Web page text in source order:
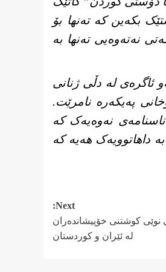
بکەین کە تەنها بۆ
نەتەوەیی تەنها بە
ئاگرەی لە دڵی ژنانی
پەیکەرە نامرێت.
ناسنامەی نەوەیەک کە
داهاتوویەک هەیە کە
Next:
کوشتنی خۆپیشاندەران
لە ئێران و کوردستان